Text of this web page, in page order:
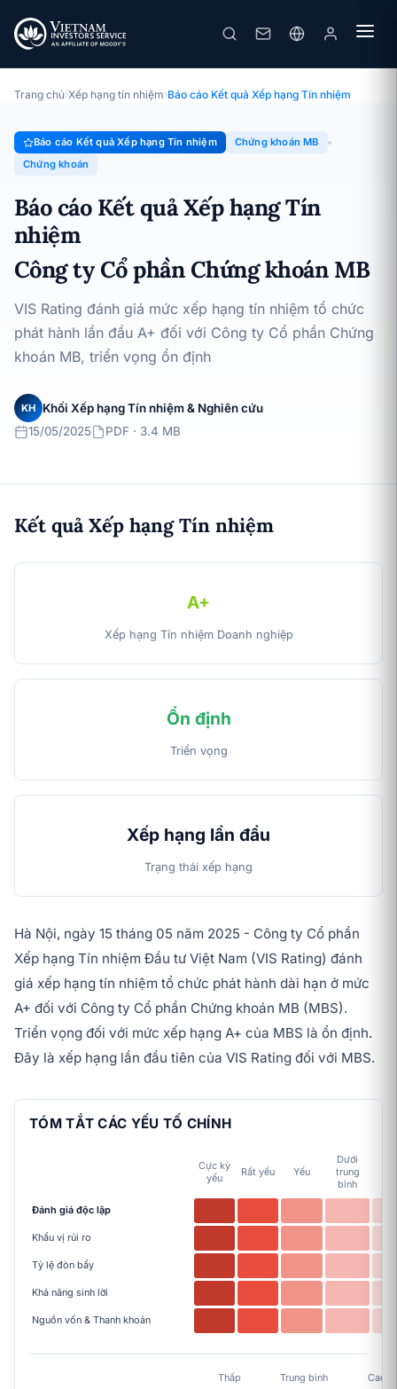
Báo cáo Kết quả Xếp hạng Tín nhiệm · Công ty Cổ phần Chứng
khoán MB · 15/05/2025
Trang chủ›Xếp hạng tín nhiệm›Báo cáo Kết quả Xếp hạng Tín nhiệm
Báo cáo Kết quả Xếp hạng Tín nhiệm
Chứng khoán MB
Chứng khoán
Báo cáo Kết quả Xếp hạng Tín
nhiệm
Công ty Cổ phần Chứng khoán MB
VIS Rating đánh giá mức xếp hạng tín nhiệm tổ chức
phát hành lần đầu A+ đối với Công ty Cổ phần Chứng
khoán MB, triển vọng ổn định
KH
Khối Xếp hạng Tín nhiệm & Nghiên cứu
15/05/2025
PDF · 3.4 MB
Kết quả Xếp hạng Tín nhiệm
A+
Xếp hạng Tín nhiệm Doanh nghiệp
Ổn định
Triển vọng
Xếp hạng lần đầu
Trạng thái xếp hạng
Hà Nội, ngày 15 tháng 05 năm 2025 - Công ty Cổ phần
Xếp hạng Tín nhiệm Đầu tư Việt Nam (VIS Rating) đánh
giá xếp hạng tín nhiệm tổ chức phát hành dài hạn ở mức
A+ đối với Công ty Cổ phần Chứng khoán MB (MBS).
Triển vọng đối với mức xếp hạng A+ của MBS là ổn định.
Đây là xếp hạng lần đầu tiên của VIS Rating đối với MBS.
TÓM TẮT CÁC YẾU TỐ CHÍNH
Cực kỳ
yếu
Rất yếu Yếu
Dưới
trung
bình
Đánh giá độc lập
Khẩu vị rủi ro
Tỷ lệ đòn bẩy
Khả năng sinh lời
Nguồn vốn & Thanh khoản
Thấp Trung bình Cao